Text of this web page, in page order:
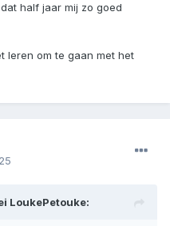
half jaar mij zo goed
leren om te gaan met het
LoukePetouke: